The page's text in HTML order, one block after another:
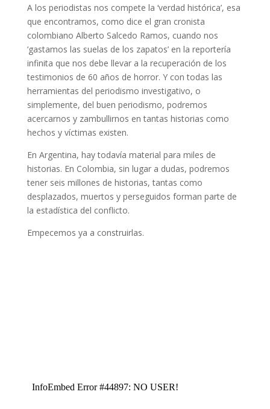
A los periodistas nos compete la ‘verdad histórica’, esa
que encontramos, como dice el gran cronista
colombiano Alberto Salcedo Ramos, cuando nos
‘gastamos las suelas de los zapatos’ en la reportería
infinita que nos debe llevar a la recuperación de los
testimonios de 60 años de horror. Y con todas las
herramientas del periodismo investigativo, o
simplemente, del buen periodismo, podremos
acercarnos y zambullirnos en tantas historias como
hechos y víctimas existen.
En Argentina, hay todavía material para miles de
historias. En Colombia, sin lugar a dudas, podremos
tener seis millones de historias, tantas como
desplazados, muertos y perseguidos forman parte de
la estadística del conflicto.
Empecemos ya a construirlas.